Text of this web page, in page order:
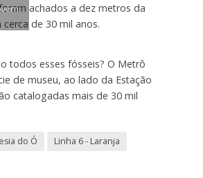
achados a dez metros da
de 30 mil anos.
todos esses fósseis? O Metrô
de museu, ao lado da Estação
catalogadas mais de 30 mil
do Ó
Linha 6 - Laranja